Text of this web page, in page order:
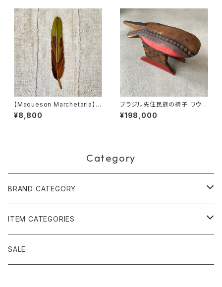
【Maqueson Marchetaria】マ
ッケソン寄木細工 ブックマーク
グリーン
¥8,800
ブラジル先住民族の椅子 ワウラ
ー族 エイ
¥198,000
Category
BRAND CATEGORY
黄金の草 ビオジュエリー
ピアス＆イヤリング
ボルジェス木版画
ITEM CATEGORIES
アクセサリー
SALE